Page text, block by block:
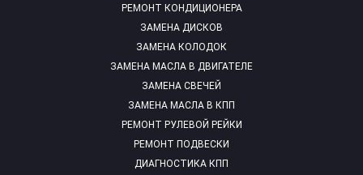
РЕМОНТ КОНДИЦИОНЕРА
ЗАМЕНА ДИСКОВ
ЗАМЕНА КОЛОДОК
ЗАМЕНА МАСЛА В ДВИГАТЕЛЕ
ЗАМЕНА СВЕЧЕЙ
ЗАМЕНА МАСЛА В КПП
РЕМОНТ РУЛЕВОЙ РЕЙКИ
РЕМОНТ ПОДВЕСКИ
ДИАГНОСТИКА КПП